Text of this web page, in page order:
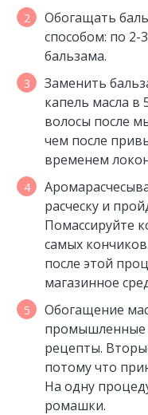
Обогащать
способом: по
бальзама.
Заменить
капель масла в
волосы после
чем после
временем
расческу и
Помассируйте
самых
после этой
магазинное
Обогащение
промышленные
рецепты.
потому что
На одну
ромашки.